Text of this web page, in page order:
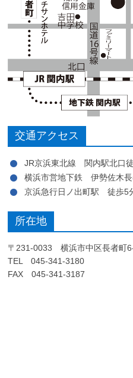
交通アクセス
JR京浜東北線 関内駅北口
横浜市営地下鉄 伊勢佐木
京浜急行日ノ出町駅 徒歩5
所在地
〒231-0033 横浜市中区長者町
TEL 045-341-3180
FAX 045-341-3187